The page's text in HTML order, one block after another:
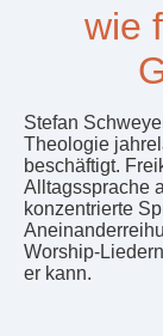
wie
Stefan
Theologie
beschäftigt.
Alltagssprache
konzentrierte
Worship-
er kann.